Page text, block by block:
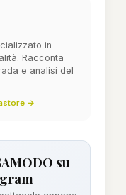
in
Racconta
e analisi del
→
su